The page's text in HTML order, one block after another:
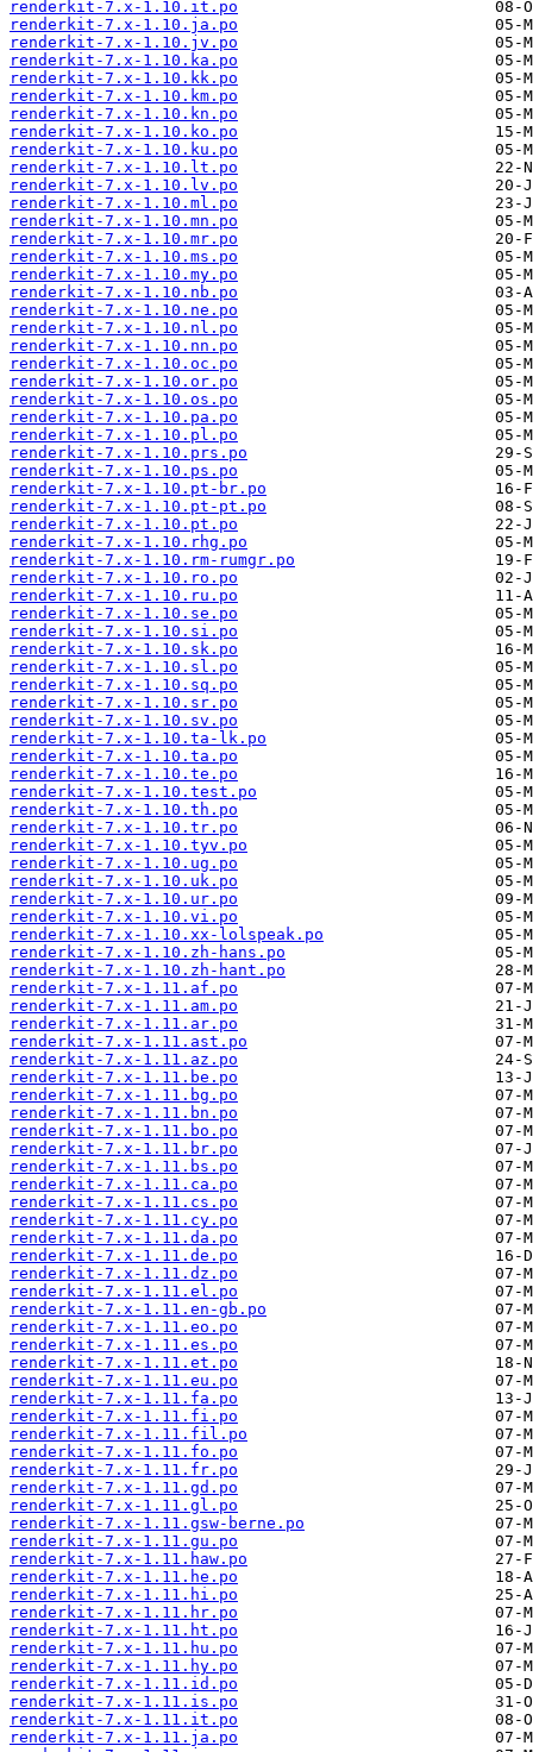
renderkit-7.x-1.10.it.po
renderkit-7.x-1.10.ja.po
renderkit-7.x-1.10.jv.po
renderkit-7.x-1.10.ka.po
renderkit-7.x-1.10.kk.po
renderkit-7.x-1.10.km.po
renderkit-7.x-1.10.kn.po
renderkit-7.x-1.10.ko.po
renderkit-7.x-1.10.ku.po
renderkit-7.x-1.10.lt.po
renderkit-7.x-1.10.lv.po
renderkit-7.x-1.10.ml.po
renderkit-7.x-1.10.mn.po
renderkit-7.x-1.10.mr.po
renderkit-7.x-1.10.ms.po
renderkit-7.x-1.10.my.po
renderkit-7.x-1.10.nb.po
renderkit-7.x-1.10.ne.po
renderkit-7.x-1.10.nl.po
renderkit-7.x-1.10.nn.po
renderkit-7.x-1.10.oc.po
renderkit-7.x-1.10.or.po
renderkit-7.x-1.10.os.po
renderkit-7.x-1.10.pa.po
renderkit-7.x-1.10.pl.po
renderkit-7.x-1.10.prs.po
renderkit-7.x-1.10.ps.po
renderkit-7.x-1.10.pt-br.po
renderkit-7.x-1.10.pt-pt.po
renderkit-7.x-1.10.pt.po
renderkit-7.x-1.10.rhg.po
renderkit-7.x-1.10.rm-rumgr.po
renderkit-7.x-1.10.ro.po
renderkit-7.x-1.10.ru.po
renderkit-7.x-1.10.se.po
renderkit-7.x-1.10.si.po
renderkit-7.x-1.10.sk.po
renderkit-7.x-1.10.sl.po
renderkit-7.x-1.10.sq.po
renderkit-7.x-1.10.sr.po
renderkit-7.x-1.10.sv.po
renderkit-7.x-1.10.ta-lk.po
renderkit-7.x-1.10.ta.po
renderkit-7.x-1.10.te.po
renderkit-7.x-1.10.test.po
renderkit-7.x-1.10.th.po
renderkit-7.x-1.10.tr.po
renderkit-7.x-1.10.tyv.po
renderkit-7.x-1.10.ug.po
renderkit-7.x-1.10.uk.po
renderkit-7.x-1.10.ur.po
renderkit-7.x-1.10.vi.po
renderkit-7.x-1.10.xx-lolspeak.po
renderkit-7.x-1.10.zh-hans.po
renderkit-7.x-1.10.zh-hant.po
renderkit-7.x-1.11.af.po
renderkit-7.x-1.11.am.po
renderkit-7.x-1.11.ar.po
renderkit-7.x-1.11.ast.po
renderkit-7.x-1.11.az.po
renderkit-7.x-1.11.be.po
renderkit-7.x-1.11.bg.po
renderkit-7.x-1.11.bn.po
renderkit-7.x-1.11.bo.po
renderkit-7.x-1.11.br.po
renderkit-7.x-1.11.bs.po
renderkit-7.x-1.11.ca.po
renderkit-7.x-1.11.cs.po
renderkit-7.x-1.11.cy.po
renderkit-7.x-1.11.da.po
renderkit-7.x-1.11.de.po
renderkit-7.x-1.11.dz.po
renderkit-7.x-1.11.el.po
renderkit-7.x-1.11.en-gb.po
renderkit-7.x-1.11.eo.po
renderkit-7.x-1.11.es.po
renderkit-7.x-1.11.et.po
renderkit-7.x-1.11.eu.po
renderkit-7.x-1.11.fa.po
renderkit-7.x-1.11.fi.po
renderkit-7.x-1.11.fil.po
renderkit-7.x-1.11.fo.po
renderkit-7.x-1.11.fr.po
renderkit-7.x-1.11.gd.po
renderkit-7.x-1.11.gl.po
renderkit-7.x-1.11.gsw-berne.po
renderkit-7.x-1.11.gu.po
renderkit-7.x-1.11.haw.po
renderkit-7.x-1.11.he.po
renderkit-7.x-1.11.hi.po
renderkit-7.x-1.11.hr.po
renderkit-7.x-1.11.ht.po
renderkit-7.x-1.11.hu.po
renderkit-7.x-1.11.hy.po
renderkit-7.x-1.11.id.po
renderkit-7.x-1.11.is.po
renderkit-7.x-1.11.it.po
renderkit-7.x-1.11.ja.po